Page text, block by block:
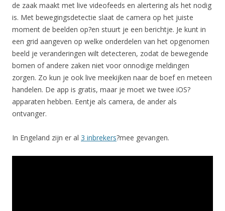
de zaak maakt met live videofeeds en alertering als het nodig
is. Met bewegingsdetectie slaat de camera op het juiste
moment de beelden op?en stuurt je een berichtje. Je kunt in
een grid aangeven op welke onderdelen van het opgenomen
beeld je veranderingen wilt detecteren, zodat de bewegende
bomen of andere zaken niet voor onnodige meldingen
zorgen. Zo kun je ook live meekijken naar de boef en meteen
handelen. De app is gratis, maar je moet we twee iOS?
apparaten hebben. Eentje als camera, de ander als
ontvanger.
In Engeland zijn er al 3 inbrekers?mee gevangen.